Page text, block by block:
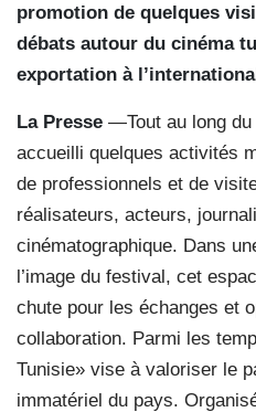
promotion de quelques
débats autour du cinéma
exportation à
La Presse —Tout au long
accueilli quelques activités
de professionnels et de
réalisateurs, acteurs,
cinématographique. Dans
l’image du festival, cet
chute pour les échanges et
collaboration. Parmi les
Tunisie» vise à valoriser le
immatériel du pays.